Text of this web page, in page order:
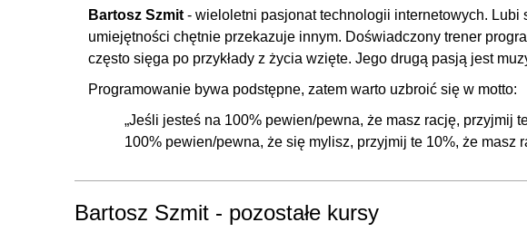
9. Narzędzie filtrowania
9.1. Jak będzie wyglądał nasz projekt?
9.2. HTML naszego projektu
9.3. SASS - efektywniej i sprawniej
9.4. Przygotujmy bazę danych
10. Skopiujmy Painta
Bartosz Szmit - wieloletni pasjonat technologii internetowych. Lubi
umiejętności chętnie przekazuje innym. Doświadczony trener
często sięga po przykłady z życia wzięte. Jego drugą pasją jest
Programowanie bywa podstępne, zatem warto uzbroić się w motto:
„Jeśli jesteś na 100% pewien/pewna, że masz rację, przyjmij
100% pewien/pewna, że się mylisz, przyjmij te 10%, że masz
Bartosz Szmit - pozostałe kursy